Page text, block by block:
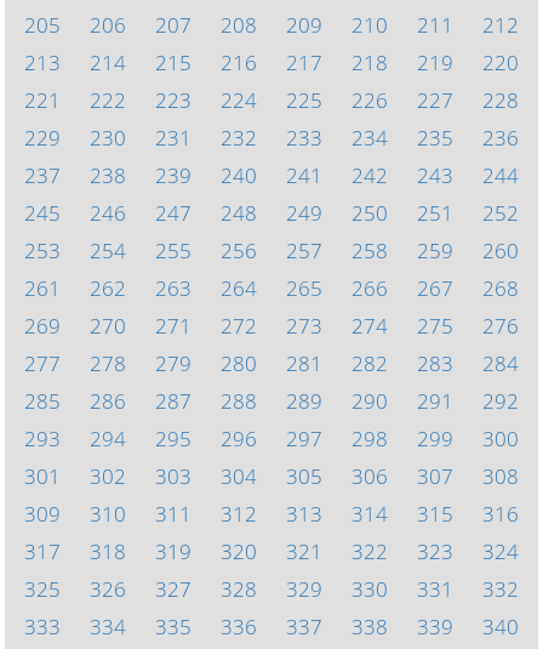
205
206 207 208 209 210 211
212
213
214 215 216 217 218 219
220
221
222 223 224 225 226 227
228
229
230 231 232 233 234 235
236
237
238 239 240 241 242 243
244
245
246 247 248 249 250 251
252
253
254 255 256 257 258 259
260
261
262 263 264 265 266 267
268
269
270 271 272 273 274 275
276
277
278 279 280 281 282 283
284
285
286 287 288 289 290 291
292
293
294 295 296 297 298 299
300
301
302 303 304 305 306 307
308
309
310 311 312 313 314 315
316
317
318 319 320 321 322 323
324
325
326 327 328 329 330 331
332
333
334 335 336 337 338 339
340